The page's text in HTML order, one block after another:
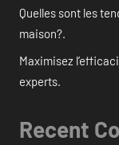
Quelles sont les
maison?.
Maximisez
experts.
Recent